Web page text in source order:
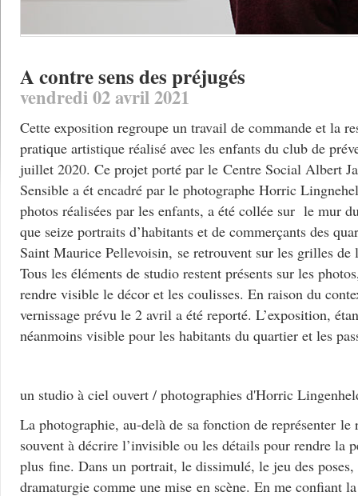
A contre sens des préjugés
vendredi 02 avril 2021
Cette exposition regroupe un travail de commande et la
pratique artistique réalisé avec les enfants du club de
juillet 2020. Ce projet porté par le Centre Social Albert
Sensible a ét encadré par le photographe Horric
photos réalisées par les enfants, a été collée sur le mur
que seize portraits d’habitants et de commerçants des
Saint Maurice Pellevoisin, se retrouvent sur les grilles de
Tous les éléments de studio restent présents sur les
rendre visible le décor et les coulisses. En raison du
vernissage prévu le 2 avril a été reporté. L’exposition,
néanmoins visible pour les habitants du quartier et les
un studio à ciel ouvert / photographies d'Horric
La photographie, au-delà de sa fonction de représenter le
souvent à décrire l’invisible ou les détails pour rendre la
plus fine. Dans un portrait, le dissimulé, le jeu des
dramaturgie comme une mise en scène. En me confiant